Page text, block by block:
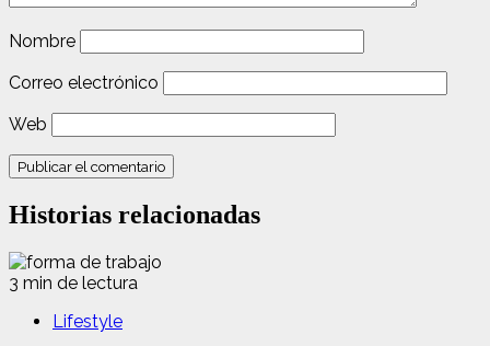
Nombre
Correo electrónico
Web
Historias relacionadas
3 min de lectura
Lifestyle